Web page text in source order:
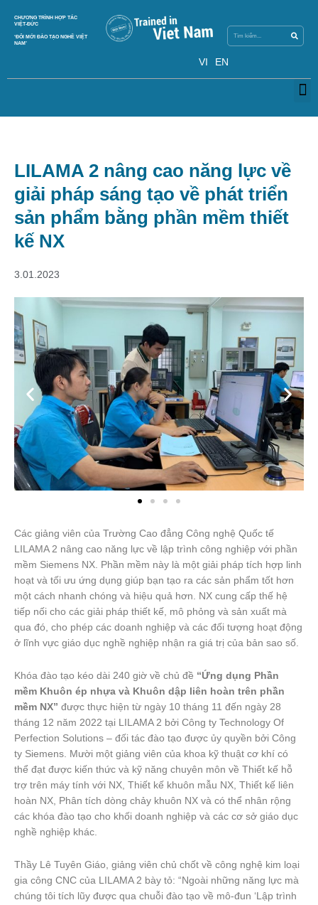
content
CHƯƠNG TRÌNH HỢP TÁC
VIỆT-ĐỨC
‘ĐỔI MỚI ĐÀO TẠO NGHỀ VIỆT
NAM’
VI EN
LILAMA 2 nâng cao năng lực về
giải pháp sáng tạo về phát triển
sản phẩm bằng phần mềm thiết
kế NX
3.01.2023
Các giảng viên của Trường Cao đẳng Công nghệ Quốc tế
LILAMA 2 nâng cao năng lực về lập trình công nghiệp với phần
mềm Siemens NX. Phần mềm này là một giải pháp tích hợp linh
hoạt và tối ưu ứng dụng giúp bạn tạo ra các sản phẩm tốt hơn
một cách nhanh chóng và hiệu quả hơn. NX cung cấp thế hệ
tiếp nối cho các giải pháp thiết kế, mô phỏng và sản xuất mà
qua đó, cho phép các doanh nghiệp và các đối tượng hoạt động
ở lĩnh vực giáo dục nghề nghiệp nhận ra giá trị của bản sao số.
Khóa đào tạo kéo dài 240 giờ về chủ đề “Ứng dụng Phần
mềm Khuôn ép nhựa và Khuôn dập liên hoàn trên phần
mềm NX” được thực hiện từ ngày 10 tháng 11 đến ngày 28
tháng 12 năm 2022 tại LILAMA 2 bởi Công ty Technology Of
Perfection Solutions – đối tác đào tạo được ủy quyền bởi Công
ty Siemens. Mười một giảng viên của khoa kỹ thuật cơ khí có
thể đạt được kiến thức và kỹ năng chuyên môn về Thiết kế hỗ
trợ trên máy tính với NX, Thiết kế khuôn mẫu NX, Thiết kế liên
hoàn NX, Phân tích dòng chảy khuôn NX và có thể nhân rộng
các khóa đào tạo cho khối doanh nghiệp và các cơ sở giáo dục
nghề nghiệp khác.
Thầy Lê Tuyên Giáo, giảng viên chủ chốt về công nghệ kim loại
gia công CNC của LILAMA 2 bày tỏ: “Ngoài những năng lực mà
chúng tôi tích lũy được qua chuỗi đào tạo về mô-đun ‘Lập trình